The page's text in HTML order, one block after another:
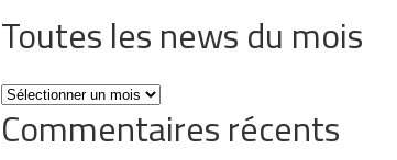
Toutes les news du mois
Toutes
les
news
Commentaires récents